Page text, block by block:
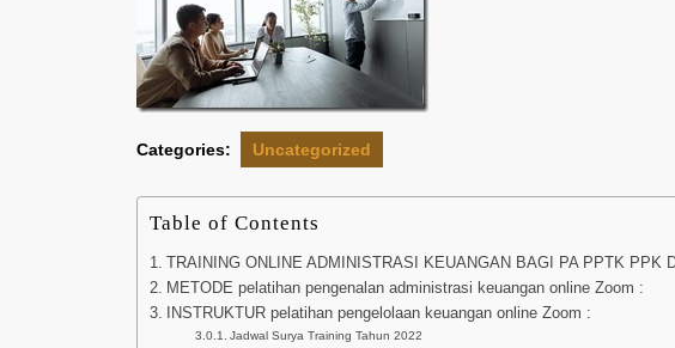
Categories: Uncategorized
Table of Contents
TRAINING ONLINE ADMINISTRASI KEUANGAN BAGI PA PPTK PPK
METODE pelatihan pengenalan administrasi keuangan online Zoom :
INSTRUKTUR pelatihan pengelolaan keuangan online Zoom :
Jadwal Surya Training Tahun 2022